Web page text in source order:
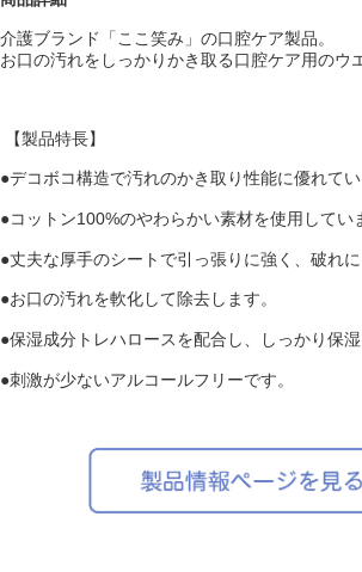
介護ブランド「ここ笑み」の口腔ケア製品。
お口の汚れをしっかりかき取る口腔ケア用のウ
【製品特長】
●デコボコ構造で汚れのかき取り性能に優れてい
●コットン100%のやわらかい素材を使用してい
●丈夫な厚手のシートで引っ張りに強く、破れに
●お口の汚れを軟化して除去します。
●保湿成分トレハロースを配合し、しっかり保湿
●刺激が少ないアルコールフリーです。